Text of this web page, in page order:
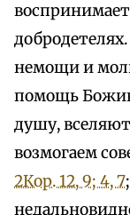
немощи и
помощь
душу,
возмогаем
2Кор. 12, 9; 4, 7;